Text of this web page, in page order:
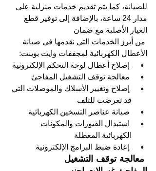
للصيانة، كما يتم تقديم خدمات منزلية على
مدار 24 ساعة، بالإضافة إلى توفير قطع
الغيار الأصلية مع ضمان
من أبرز الخدمات التي نقدمها في صيانة
الأعطال الكهربائية لمجففات وايت بوينت:
إصلاح أعطال لوحة التحكم الإلكترونية
معالجة توقف التشغيل المفاجئ
إصلاح وتغيير الأسلاك والموصلات التي
قد تعرضت للتلف
صيانة عناصر التسخين الكهربائية
استبدال الفيوزات والمكونات
الكهربائية المعطلة
إعادة ضبط البرامج الإلكترونية
معالجة توقف التشغيل